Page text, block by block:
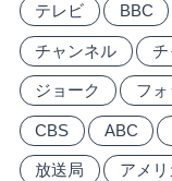
テレビ BBC
チャンネル チ
ジョーク フ
CBS ABC
放送局 アメリ